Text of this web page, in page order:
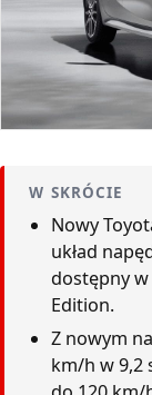
W SKRÓCIE
Nowy
układ
dostępny w
Edition.
Z nowym
km/h w 9,2